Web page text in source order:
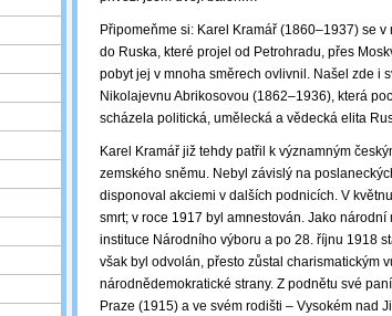
Připomeňme si: Karel Kramář (1860–1937) se
do Ruska, které projel od Petrohradu, přes
pobyt jej v mnoha směrech ovlivnil. Našel zde i
Nikolajevnu Abrikosovou (1862–1936), která
scházela politická, umělecká a vědecká elita
Karel Kramář již tehdy patřil k významným
zemského sněmu. Nebyl závislý na
disponoval akciemi v dalších podnicích. V
smrt; v roce 1917 byl amnestován. Jako
instituce Národního výboru a po 28. říjnu 1918
však byl odvolán, přesto zůstal charismatickým
národnědemokratické strany. Z podnětu své
Praze (1915) a ve svém rodišti – Vysokém nad